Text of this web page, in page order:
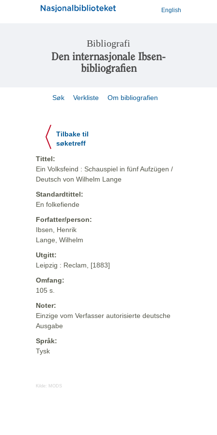
English
Bibliografi
Den internasjonale Ibsen-
bibliografien
Søk Verkliste Om bibliografien
Tilbake til
søketreff
Tittel:
Ein Volksfeind : Schauspiel in fünf Aufzügen /
Deutsch von Wilhelm Lange
Standardtittel:
En folkefiende
Forfatter/person:
Ibsen, Henrik
Lange, Wilhelm
Utgitt:
Leipzig : Reclam, [1883]
Omfang:
105 s.
Noter:
Einzige vom Verfasser autorisierte deutsche
Ausgabe
Språk:
Tysk
Kilde: MODS